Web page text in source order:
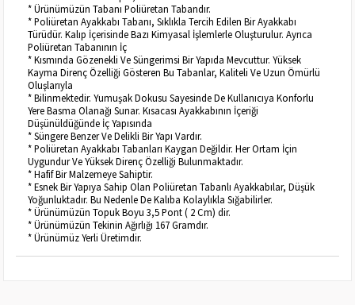
* Ürünümüzün Tabanı Poliüretan Tabandır.
* Poliüretan Ayakkabı Tabanı, Sıklıkla Tercih Edilen Bir Ayakkabı
Türüdür. Kalıp İçerisinde Bazı Kimyasal İşlemlerle Oluşturulur. Ayrıca
Poliüretan Tabanının İç
* Kısmında Gözenekli Ve Süngerimsi Bir Yapıda Mevcuttur. Yüksek
Kayma Direnç Özelliği Gösteren Bu Tabanlar, Kaliteli Ve Uzun Ömürlü
Oluşlarıyla
* Bilinmektedir. Yumuşak Dokusu Sayesinde De Kullanıcıya Konforlu
Yere Basma Olanağı Sunar. Kısacası Ayakkabının İçeriği
Düşünüldüğünde İç Yapısında
* Süngere Benzer Ve Delikli Bir Yapı Vardır.
* Poliüretan Ayakkabı Tabanları Kaygan Değildir. Her Ortam İçin
Uygundur Ve Yüksek Direnç Özelliği Bulunmaktadır.
* Hafif Bir Malzemeye Sahiptir.
* Esnek Bir Yapıya Sahip Olan Poliüretan Tabanlı Ayakkabılar, Düşük
Yoğunluktadır. Bu Nedenle De Kalıba Kolaylıkla Sığabilirler.
* Ürünümüzün Topuk Boyu 3,5 Pont ( 2 Cm) dir.
* Ürünümüzün Tekinin Ağırlığı 167 Gramdır.
* Ürünümüz Yerli Üretimdir.